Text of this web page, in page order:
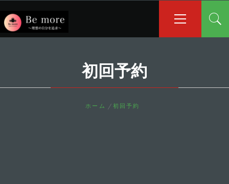
ン
テ
キ
イ
メ
初回予約
ホーム 初回予約